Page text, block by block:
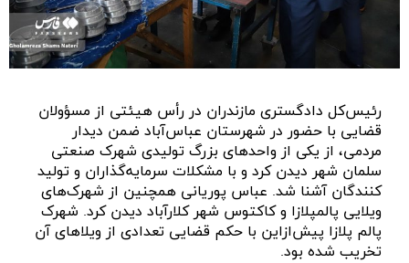
رئیس‌کل دادگستری مازندران در رأس هیئتی از مسؤولان
قضایی با حضور در شهرستان عباس‌آباد ضمن دیدار
مردمی، از یکی از واحد‌های بزرگ تولیدی شهرک صنعتی
سلمان شهر دیدن کرد و با مشکلات سرمایه‌گذاران و تولید
کنندگان آشنا شد. عباس پوریانی همچنین از شهرک‌های
ویلایی پالمپلازا و کاکتوس شهر کلارآباد دیدن کرد. شهرک
پالم پلازا پیش‌ازاین با حکم قضایی تعدادی از ویلاهای آن
تخریب شده بود.